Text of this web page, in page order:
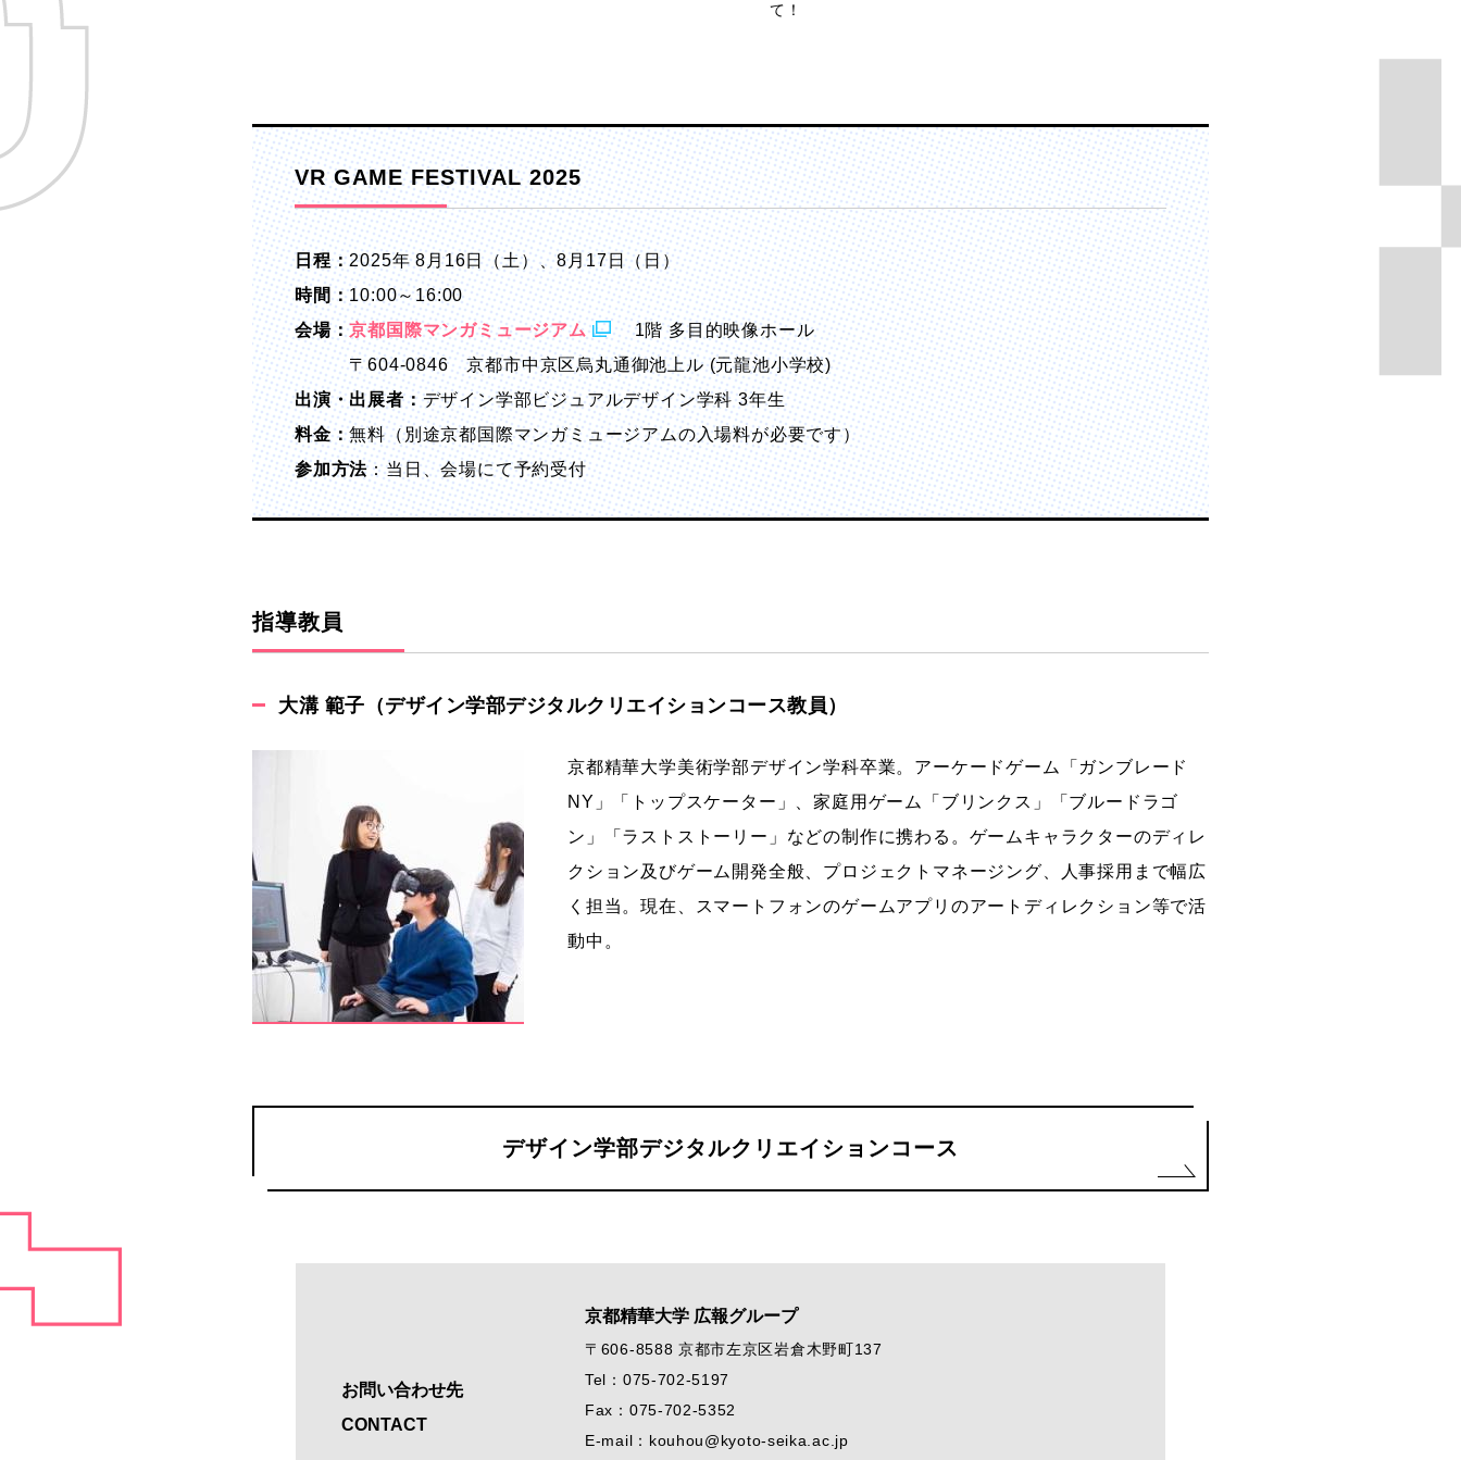
て！
VR GAME FESTIVAL 2025
日程：2025年 8月16日（土）、8月17日（日）
時間：10:00～16:00
会場：京都国際マンガミュージアム
1階 多目的映像ホール
〒604-0846 京都市中京区烏丸通御池上ル (元龍池小学校)
出演・出展者：デザイン学部ビジュアルデザイン学科 3年生
料金：無料（別途京都国際マンガミュージアムの入場料が必要です）
参加方法：当日、会場にて予約受付
指導教員
大溝 範子（デザイン学部デジタルクリエイションコース教員）
京都精華大学美術学部デザイン学科卒業。アーケードゲーム「ガンブレード
NY」「トップスケーター」、家庭用ゲーム「ブリンクス」「ブルードラゴ
ン」「ラストストーリー」などの制作に携わる。ゲームキャラクターのディレ
クション及びゲーム開発全般、プロジェクトマネージング、人事採用まで幅広
く担当。現在、スマートフォンのゲームアプリのアートディレクション等で活
動中。
デザイン学部デジタルクリエイションコース
お問い合わせ先
CONTACT
京都精華大学 広報グループ
〒606-8588 京都市左京区岩倉木野町137
Tel：075-702-5197
Fax：075-702-5352
E-mail：kouhou@kyoto-seika.ac.jp